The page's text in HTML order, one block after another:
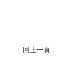
回上一頁